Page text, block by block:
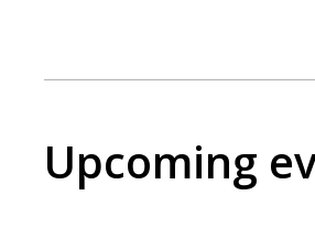
Upcoming